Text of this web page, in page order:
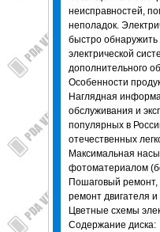
неисправностей,
неполадок.
быстро обнаружить
электрической
дополнительного
Особенности
Наглядная
обслуживания и
популярных в
отечественных
Максимальная
фотоматериалом
Пошаговый ремонт,
ремонт двигателя
Цветные схемы
Содержание диска: